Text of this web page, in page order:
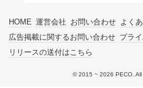
HOME 運営会社 お問い合わせ よく
広告掲載に関するお問い合わせ プラ
リリースの送付はこちら
© 2015 ~ 2026 PECO. All